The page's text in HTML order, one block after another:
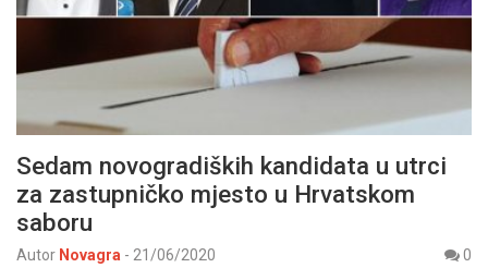
Sedam novogradiških kandidata u utrci
za zastupničko mjesto u Hrvatskom
saboru
Autor Novagra - 21/06/2020
0